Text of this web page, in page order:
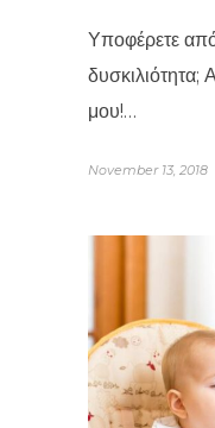
Υποφέρετε
δυσκιλιότητα;
μου!…
November 13, 2018